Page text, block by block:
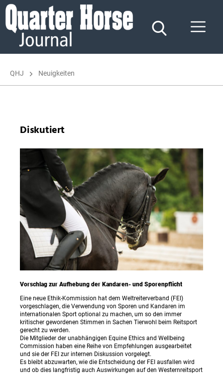
Quarter
Horse
Journal
QHJ Neuigkeiten
Diskutiert
Vorschlag zur Aufhebung der Kandaren- und Sporenpflicht
Eine neue Ethik-Kommission hat dem Weltreiterverband (FEI)
vorgeschlagen, die Verwendung von Sporen und Kandaren im
internationalen Sport optional zu machen, um so den immer
kritischer gewordenen Stimmen in Sachen Tierwohl beim Reitsport
gerecht zu werden.
Die Mitglieder der unabhängigen Equine Ethics and Wellbeing
Commission haben eine Reihe von Empfehlungen ausgearbeitet
und sie der FEI zur internen Diskussion vorgelegt.
Es bleibt abzuwarten, wie die Entscheidung der FEI ausfallen wird
und ob dies langfristig auch Auswirkungen auf den Westernreitsport